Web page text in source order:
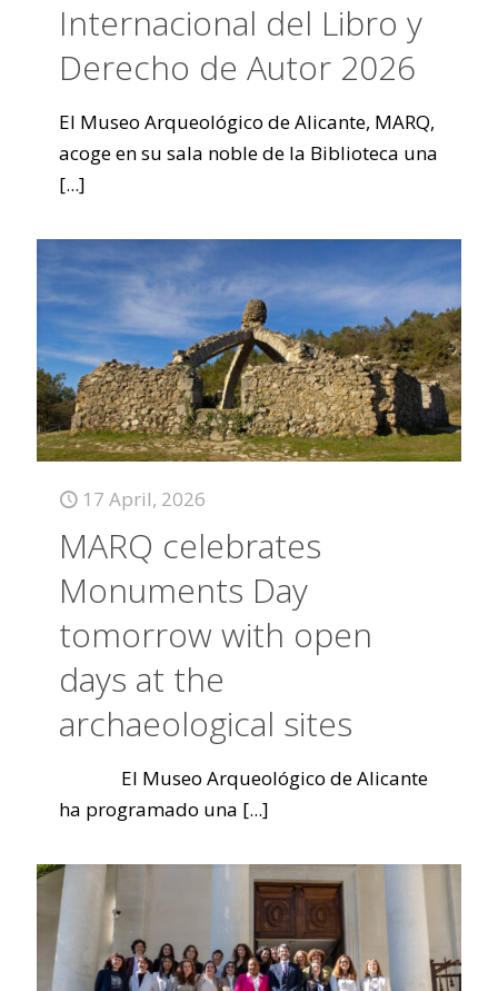
Internacional del Libro y
Derecho de Autor 2026
El Museo Arqueológico de Alicante, MARQ,
acoge en su sala noble de la Biblioteca una
[...]
17 April, 2026
MARQ celebrates
Monuments Day
tomorrow with open
days at the
archaeological sites
El Museo Arqueológico de Alicante
ha programado una [...]